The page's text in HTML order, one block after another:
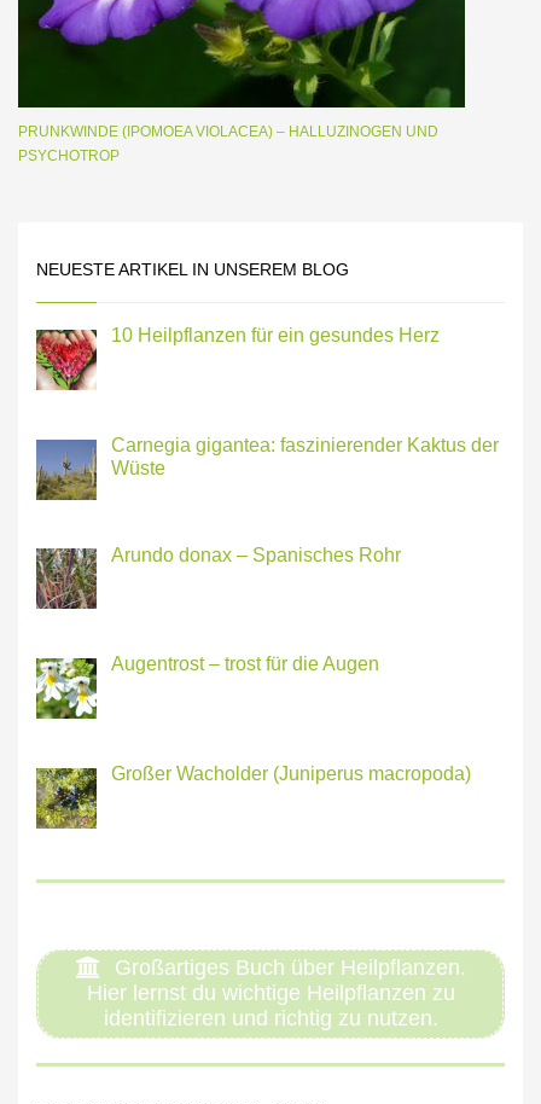
PRUNKWINDE (IPOMOEA VIOLACEA) – HALLUZINOGEN UND
PSYCHOTROP
NEUESTE ARTIKEL IN UNSEREM BLOG
10 Heilpflanzen für ein gesundes Herz
Carnegia gigantea: faszinierender Kaktus der
Wüste
Arundo donax – Spanisches Rohr
Augentrost – trost für die Augen
Großer Wacholder (Juniperus macropoda)
Großartiges Buch über Heilpflanzen.
Hier lernst du wichtige Heilpflanzen zu
identifizieren und richtig zu nutzen.